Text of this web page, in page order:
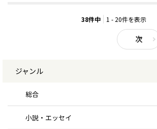
38件中 1 - 20件を表示
次
ジャンル
総合
小説・エッセイ